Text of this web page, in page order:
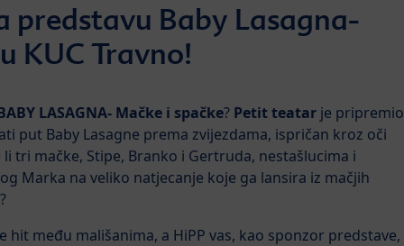
predstavu Baby Lasagna-
KUC Travno!
LASAGNA- Mačke i spačke? Petit teatar je pripremio
put Baby Lasagne prema zvijezdama, ispričan kroz oči
tri mačke, Stipe, Branko i Gertruda, nestašlucima i
Marka na veliko natjecanje koje ga lansira iz mačjih
hit među mališanima, a HiPP vas, kao sponzor predstave,